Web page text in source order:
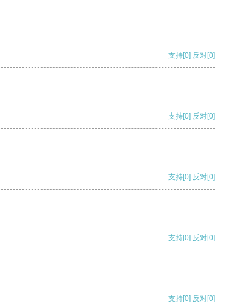
支持[0] 反对[0]
支持[0] 反对[0]
支持[0] 反对[0]
支持[0] 反对[0]
支持[0] 反对[0]